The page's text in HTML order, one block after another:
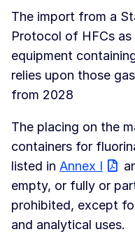
The import from a
Protocol of HFCs
equipment
relies upon those
from 2028
The placing on the
containers for
listed in Annex I
empty, or fully or
prohibited, except
and analytical uses.